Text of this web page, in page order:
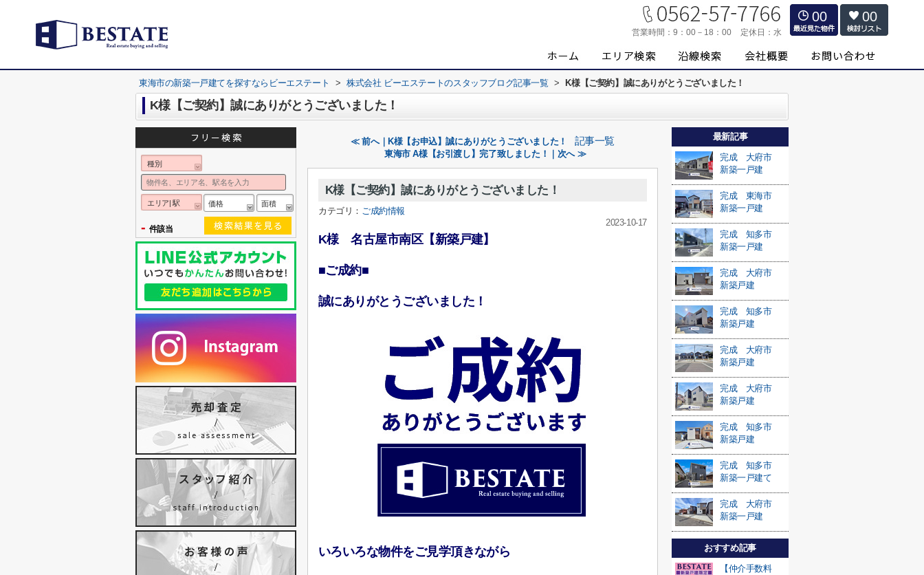
営業時間： 9：00－18：00 定休日： 水
00 00
東海市の新築一戸建てを探すならビーエステート > 株式会社 ビーエステートのスタッフブログ記事一覧 > K様【ご契約】誠にありがとうございました！
K様【ご契約】誠にありがとうございました！
≪ 前へ｜K様【お申込】誠にありがとうございました！ 記事一覧
東海市 A様【お引渡し】完了致しました！｜次へ ≫
K様【ご契約】誠にありがとうございました！
カテゴリ： ご成約情報
2023-10-17
K様 名古屋市南区【新築戸建】
■ご成約■
誠にありがとうございました！
いろいろな物件をご見学頂きながら
最新記事
完成 大府市
新築一戸建
完成 東海市
新築一戸建
完成 知多市
新築一戸建
完成 大府市
新築戸建
完成 知多市
新築戸建
完成 大府市
新築戸建
完成 大府市
新築戸建
完成 知多市
新築戸建
完成 知多市
新築一戸建て
完成 大府市
新築一戸建
おすすめ記事
【仲介手数料
種別
エリア| 駅 価格 面積
- 件該当